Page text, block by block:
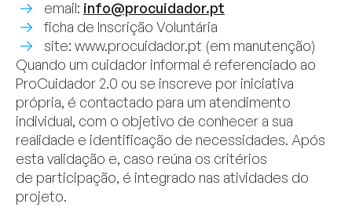
email: info@procuidador.pt
ficha de Inscrição Voluntária
site: www.procuidador.pt (em manutenção)
Quando um cuidador informal é referenciado ao
ProCuidador 2.0 ou se inscreve por iniciativa
própria, é contactado para um atendimento
individual, com o objetivo de conhecer a sua
realidade e identificação de necessidades. Após
esta validação e, caso reúna os critérios
de participação, é integrado nas atividades do
projeto.